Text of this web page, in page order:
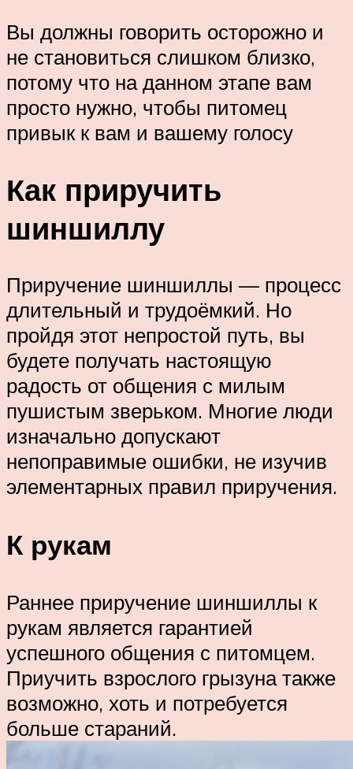
Вы должны говорить осторожно и
не становиться слишком близко,
потому что на данном этапе вам
просто нужно, чтобы питомец
привык к вам и вашему голосу
Как приручить
шиншиллу
Приручение шиншиллы — процесс
длительный и трудоёмкий. Но
пройдя этот непростой путь, вы
будете получать настоящую
радость от общения с милым
пушистым зверьком. Многие люди
изначально допускают
непоправимые ошибки, не изучив
элементарных правил приручения.
К рукам
Раннее приручение шиншиллы к
рукам является гарантией
успешного общения с питомцем.
Приучить взрослого грызуна также
возможно, хоть и потребуется
больше стараний.